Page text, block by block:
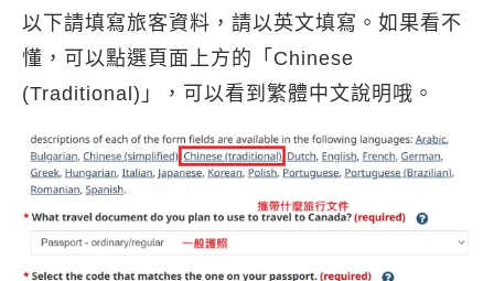
以下請填寫旅客資料，請以英文填寫。如果看不
懂，可以點選頁面上方的「Chinese
(Traditional)」，可以看到繁體中文說明哦。